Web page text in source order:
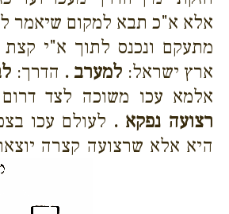
אלא א"כ תבא למקום שיאמר
מתעקם ונכנס לתוך א"י קצת
ארץ ישראל: למערב . הדרך:
אלמא עכו משוכה לצד דרום
רצועה נפקא . לעולם עכו
היא אלא שרצועה קצרה